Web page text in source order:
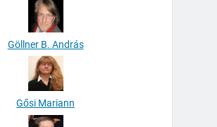
Göllner B. András
Gősi Mariann